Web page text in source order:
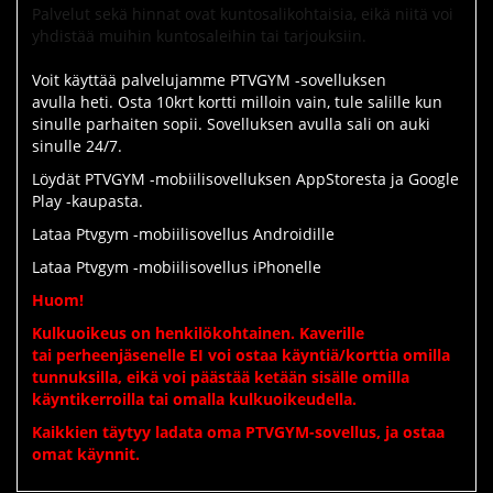
Palvelut sekä hinnat ovat kuntosalikohtaisia, eikä niitä voi
yhdistää muihin kuntosaleihin tai tarjouksiin.
Voit käyttää palvelujamme PTVGYM -sovelluksen
avulla heti. Osta 10krt kortti milloin vain, tule salille kun
sinulle parhaiten sopii. Sovelluksen avulla sali on auki
sinulle 24/7.
Löydät PTVGYM -mobiilisovelluksen AppStoresta ja Google
Play -kaupasta.
Lataa Ptvgym -mobiilisovellus Androidille
Lataa Ptvgym -mobiilisovellus iPhonelle
Huom!
Kulkuoikeus on henkilökohtainen. Kaverille
tai perheenjäsenelle EI voi ostaa käyntiä/korttia omilla
tunnuksilla, eikä voi päästää ketään sisälle omilla
käyntikerroilla tai omalla kulkuoikeudella.
Kaikkien täytyy ladata oma PTVGYM-sovellus, ja ostaa
omat käynnit.